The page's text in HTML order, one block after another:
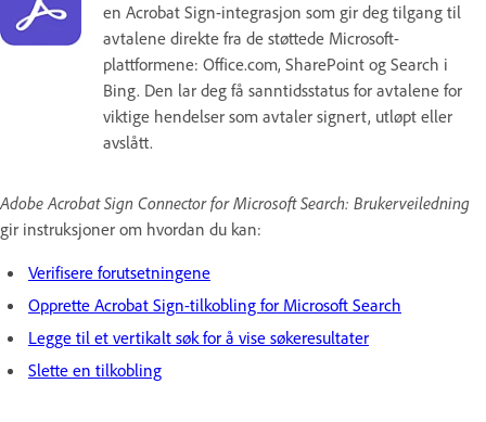
en Acrobat Sign-integrasjon som gir deg tilgang til
avtalene direkte fra de støttede Microsoft-
plattformene: Office.com, SharePoint og Search i
Bing. Den lar deg få sanntidsstatus for avtalene for
viktige hendelser som avtaler signert, utløpt eller
avslått.
Adobe Acrobat Sign Connector for Microsoft Search: Brukerveiledning
gir instruksjoner om hvordan du kan:
Verifisere forutsetningene
Opprette Acrobat Sign-tilkobling for Microsoft Search
Legge til et vertikalt søk for å vise søkeresultater
Slette en tilkobling